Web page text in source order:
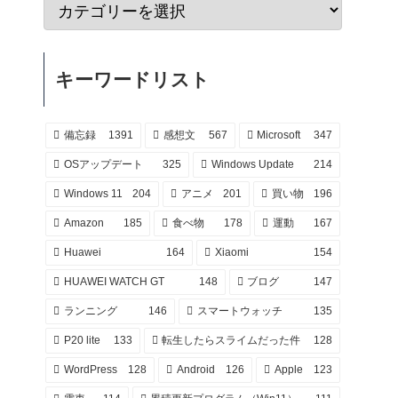
キーワードリスト
備忘録 1391 感想文 567 Microsoft 347
OSアップデート 325 Windows Update 214
Windows 11 204 アニメ 201 買い物 196
Amazon 185 食べ物 178 運動 167
Huawei 164 Xiaomi 154
HUAWEI WATCH GT 148 ブログ 147
ランニング 146 スマートウォッチ 135
P20 lite 133 転生したらスライムだった件 128
WordPress 128 Android 126 Apple 123